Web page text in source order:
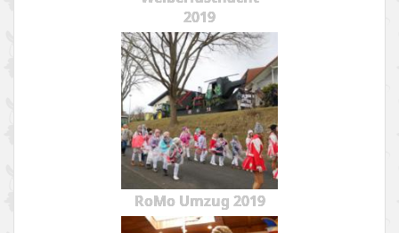
2019
RoMo Umzug 2019